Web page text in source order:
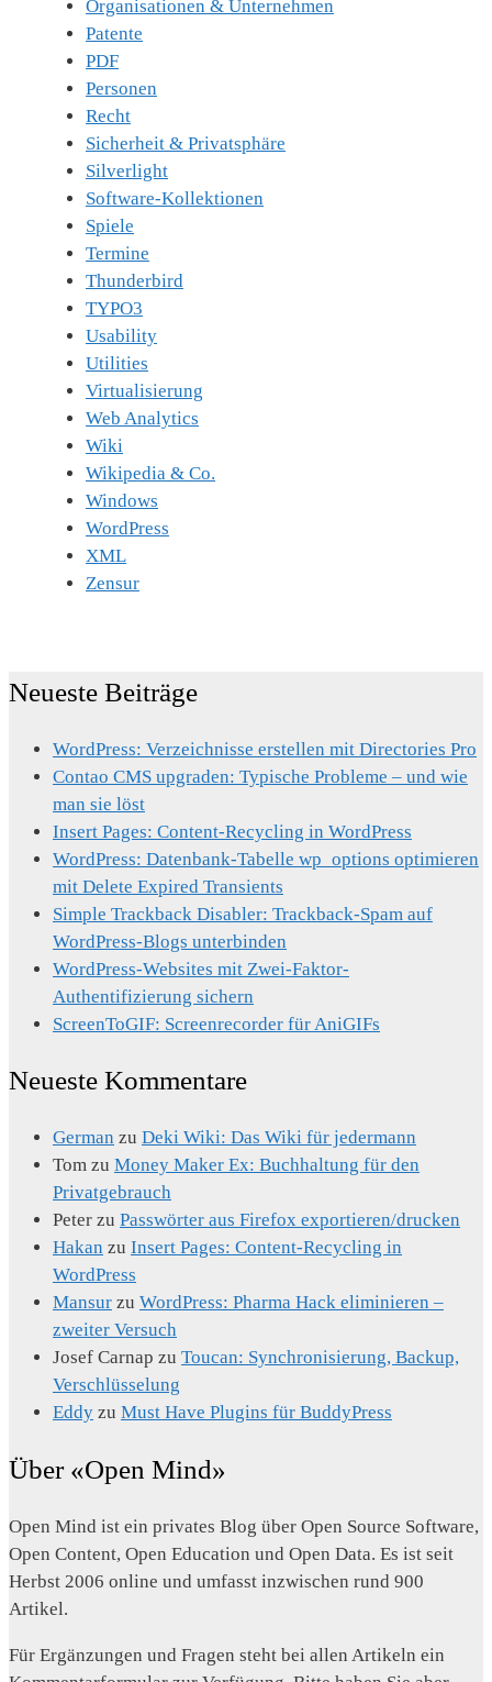
Organisationen & Unternehmen
Patente
PDF
Personen
Recht
Sicherheit & Privatsphäre
Silverlight
Software-Kollektionen
Spiele
Termine
Thunderbird
TYPO3
Usability
Utilities
Virtualisierung
Web Analytics
Wiki
Wikipedia & Co.
Windows
WordPress
XML
Zensur
Neueste Beiträge
WordPress: Verzeichnisse erstellen mit Directories Pro
Contao CMS upgraden: Typische Probleme – und wie
man sie löst
Insert Pages: Content-Recycling in WordPress
WordPress: Datenbank-Tabelle wp_options optimieren
mit Delete Expired Transients
Simple Trackback Disabler: Trackback-Spam auf
WordPress-Blogs unterbinden
WordPress-Websites mit Zwei-Faktor-
Authentifizierung sichern
ScreenToGIF: Screenrecorder für AniGIFs
Neueste Kommentare
German zu Deki Wiki: Das Wiki für jedermann
Tom zu Money Maker Ex: Buchhaltung für den
Privatgebrauch
Peter zu Passwörter aus Firefox exportieren/drucken
Hakan zu Insert Pages: Content-Recycling in
WordPress
Mansur zu WordPress: Pharma Hack eliminieren –
zweiter Versuch
Josef Carnap zu Toucan: Synchronisierung, Backup,
Verschlüsselung
Eddy zu Must Have Plugins für BuddyPress
Über «Open Mind»
Open Mind ist ein privates Blog über Open Source Software,
Open Content, Open Education und Open Data. Es ist seit
Herbst 2006 online und umfasst inzwischen rund 900
Artikel.
Für Ergänzungen und Fragen steht bei allen Artikeln ein